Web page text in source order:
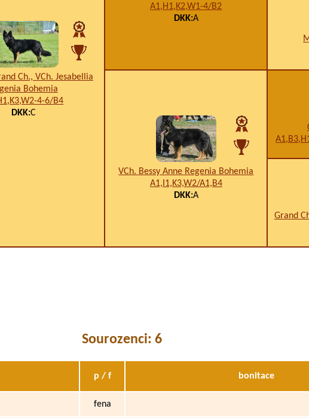
Ch., VCh. Jesabellia
Bohemia
4-6/B4
DKK:C
A1,H1,K2,W1-4/B2
DKK:A
VCh. Bessy Anne Regenia Bohemia
A1,I1,K3,W2/A1,B4
DKK:A
Grand
Sourozenci: 6
p / f bonitace
fena